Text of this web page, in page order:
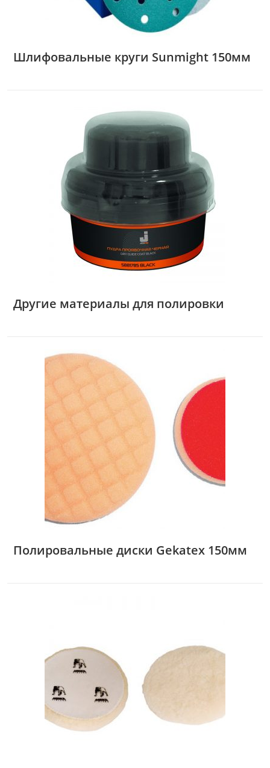
Шлифовальные круги Sunmight 150мм
Другие материалы для полировки
Полировальные диски Gekatex 150мм